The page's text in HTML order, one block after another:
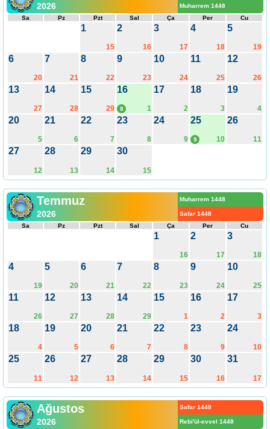
2026
Muharrem 1448
Sa
Pz Pzt Sal Ça Per Cu
1
15
2
16
3
17
4
18
5
19
6
20
7
21
8
22
9
23
10
24
11
25
12
26
13
27
14
28
15
29
16
1
8
17
2
18
3
19
4
20
5
21
6
22
7
23
8
24
9
25
10
9
26
11
27
12
28
13
29
14
30
15
Temmuz
2026
Muharrem 1448
Safar 1448
Sa
Pz Pzt Sal Ça Per Cu
1
16
2
17
3
18
4
19
5
20
6
21
7
22
8
23
9
24
10
25
11
26
12
27
13
28
14
29
15
1
16
2
17
3
18
4
19
5
20
6
21
7
22
8
23
9
24
10
25
11
26
12
27
13
28
14
29
15
30
16
31
17
Ağustos
2026
Safar 1448
Rebi'ül-evvel 1448